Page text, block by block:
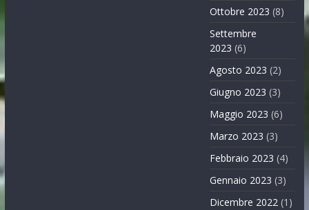
Ottobre 2023 (8)
Settembre
2023 (6)
Agosto 2023 (2)
Giugno 2023 (3)
Maggio 2023 (6)
Marzo 2023 (3)
Febbraio 2023 (4)
Gennaio 2023 (3)
Dicembre 2022 (1)